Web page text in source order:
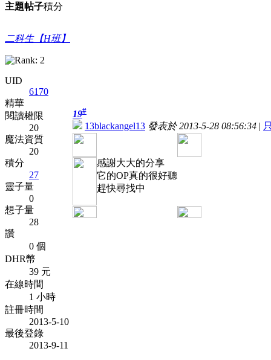
主題帖子積分
二科生【H班】
UID
6170
精華
閱讀權限
20
魔法資質
20
積分
27
靈子量
0
想子量
28
讚
0 個
DHR幣
39 元
在線時間
1 小時
註冊時間
2013-5-10
最後登錄
2013-9-11
19#
13blackangel13 發表於 2013-5-28 08:56:34 |
感謝大大的分享
它的OP真的很好聽
趕快尋找中